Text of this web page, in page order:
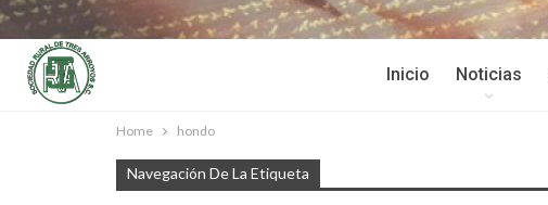
Inicio Noticias
Home hondo
Navegación De La Etiqueta